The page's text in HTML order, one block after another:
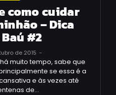
como cuidar
– Dica
#2
de 2015 -
muito tempo, sabe que
se essa é a
e às vezes até
de…